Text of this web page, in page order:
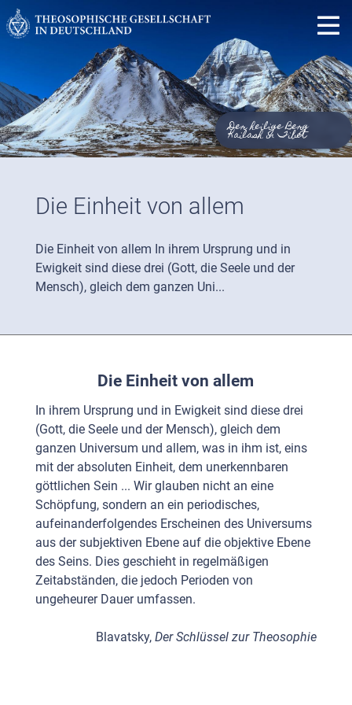
Der heilige Berg
Kailash in Tibet
Die Einheit von allem
Die Einheit von allem In ihrem Ursprung und in
Ewigkeit sind diese drei (Gott, die Seele und der
Mensch), gleich dem ganzen Uni...
Die Einheit von allem
In ihrem Ursprung und in Ewigkeit sind diese drei
(Gott, die Seele und der Mensch), gleich dem
ganzen Universum und allem, was in ihm ist, eins
mit der absoluten Einheit, dem unerkennbaren
göttlichen Sein ... Wir glauben nicht an eine
Schöpfung, sondern an ein periodisches,
aufeinander­folgendes Erscheinen des Universums
aus der subjektiven Ebene auf die ob­jektive Ebene
des Seins. Dies geschieht in regelmäßigen
Zeitabständen, die jedoch Perioden von
ungeheurer Dauer umfassen.
Blavatsky,Der Schlüssel zur Theosophie